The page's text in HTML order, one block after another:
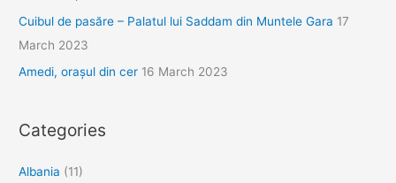
Cuibul de pasăre – Palatul lui Saddam din Muntele Gara 17
March 2023
Amedi, orașul din cer 16 March 2023
Categories
Albania (11)